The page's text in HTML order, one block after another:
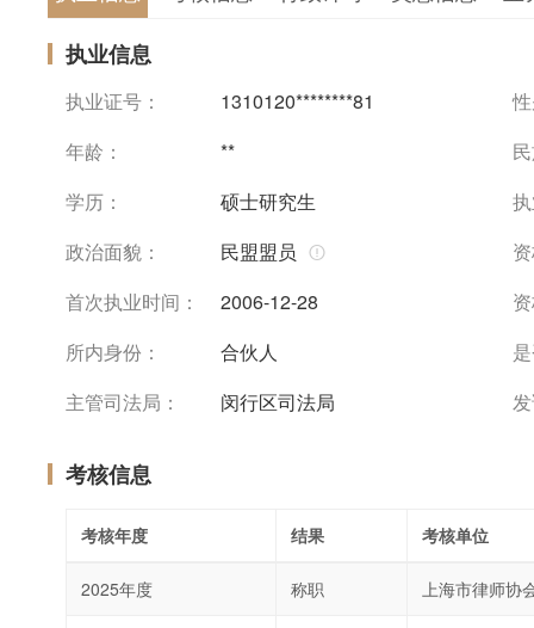
执业信息
执业证号： 1310120********81
年龄：
**
学历：
硕士研究生
政治面貌：
民盟盟员
首次执业时间：
2006-12-28
所内身份：
合伙人
主管司法局：
闵行区司法局
考核信息
考核年度 结果 考核单位
2025年度 称职 上海市律师协